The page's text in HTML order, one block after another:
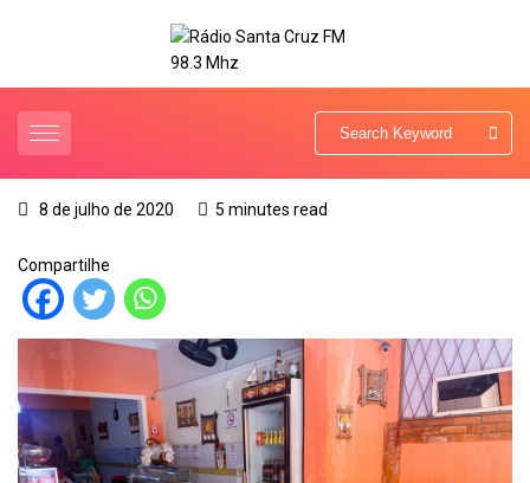
8 de julho de 2020 5 minutes read
Compartilhe